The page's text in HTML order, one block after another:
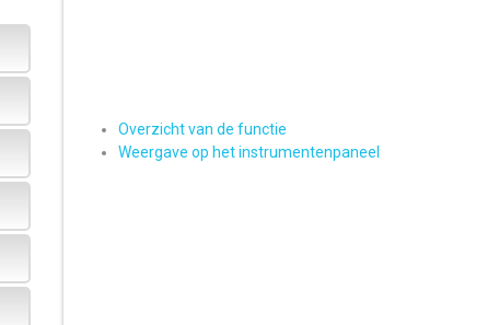
Overzicht van de functie
Weergave op het instrumentenpaneel